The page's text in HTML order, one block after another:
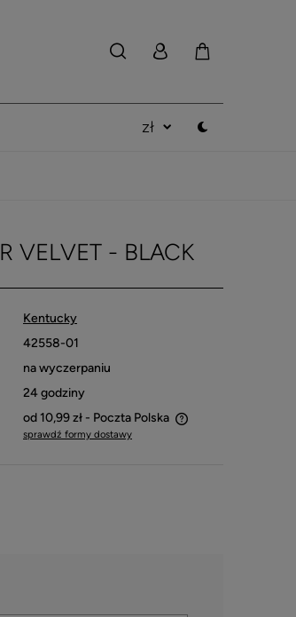
VELVET - BLACK
Kentucky
42558-01
na wyczerpaniu
24 godziny
od 10,99 zł - Poczta Polska
sprawdź formy dostawy